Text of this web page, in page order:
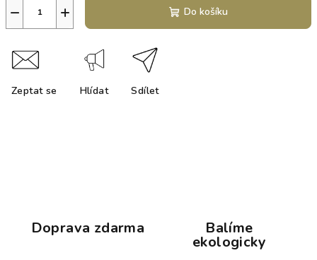
+
− Do košíku
Zeptat se Hlídat Sdílet
Doprava zdarma Balíme
ekologicky